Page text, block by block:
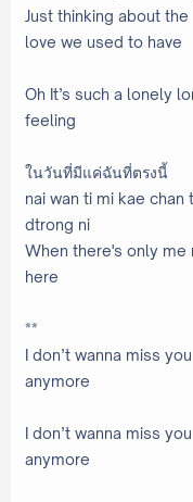
Just thinking about the
love we used to have
Oh It’s such a lonely
feeling
ในวันที่มีแค่ฉันที่ตรงนี้
nai wan ti mi kae chan
dtrong ni
When there's only me
here
**
I don’t wanna miss you
anymore
I don’t wanna miss you
anymore